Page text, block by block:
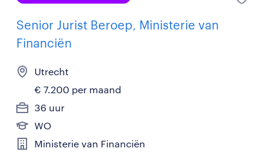
Senior Jurist Beroep, Ministerie van
Financiën
Utrecht
€ 7.200 per maand
36 uur
WO
Ministerie van Financiën